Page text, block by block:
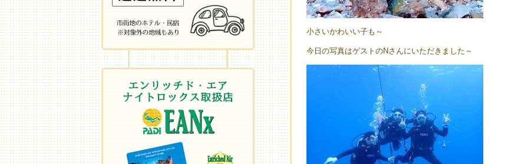
小さいかわいい子も～
今日の写真はゲストのNさんにいただきました～